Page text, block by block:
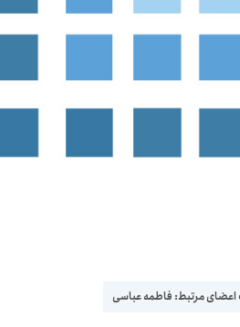
مرتبط: فاطمه عباسی